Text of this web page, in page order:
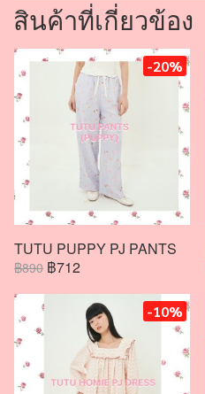
สินค้าที่เกี่ยวข้อง
-20%
TUTU PUPPY PJ PANTS
฿890 ฿712
-10%